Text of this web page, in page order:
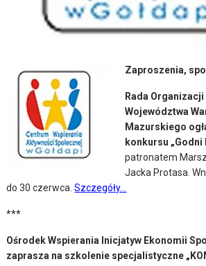
Zaproszenia,
Rada
Województwa
Mazurskiego
konkursu „Godni
patronatem
Jacka Protasa.
do 30 czerwca.Szczegóły…
***
Ośrodek Wspierania Inicjatyw Ekonomii
zaprasza na szkolenie specjalistyczne